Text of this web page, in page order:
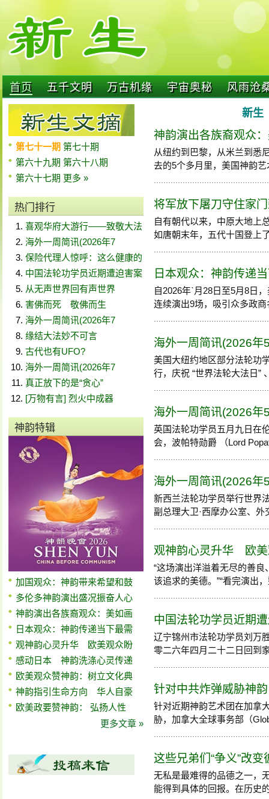
首页 五千文明 万古机缘 宇宙奥秘 风雨沧
第七十一期 第七十期
第六十九期 第六十八期
第六十七期 更多 »
热门排行
喜观华府大游行——致敬大法
海外一周简讯(2026年7
保险代理人惊呼：这么健康的
中国法轮功学员近期遭迫害案
从无声世界回有声世界
害佛而死 敬佛而生
海外一周简讯(2026年7
缘结大法妙不可言
古代也有UFO?
海外一周简讯(2026年7
真正放下的是“贪心”
[万物有言] 烈火中成器
神韵特辑
加国观众：神韵带来希望和鼓
多伦多神韵演出盛况振奋人心
神韵演出各族裔观众：美如画
日本观众：神韵传递当下最需
观神韵心灵升华 欧美观众盼
感动日本 神韵洗涤心灵传递
欧美观众赞神韵：树立文化典
神韵指引生命方向 华人自豪
欧美政要赞神韵： 弘扬人性
更多文章 »
新生
神韵演出各族裔观众
从纽约到巴黎，从米兰到悉
去的5个多月里，美国神韵
将军放下屠刀守住家
自有朝代以来，中原大地上
如唐朝末年，五代十国登上
日本观众：神韵传递
自2026年ˋ月28日至5月8日
连续演出9场，吸引众多政
海外一周简讯(2026年
美国大纽约地区部分法轮功
行，庆祝 “世界法轮大法日”
海外一周简讯(2026年
英国法轮功学员五月九日在
会，波帕特勋爵 （Lord
海外一周简讯(2026年
新西兰法轮功学员举行世界
副总理大卫·西摩办公室、外
观神韵心灵升华 欧美
“这场演出洋溢着无尽的善
该追求的美德。”“看完演出
中国法轮功学员近期
辽宁锦州市法轮功学员刘万
零二六年四月二十二日回到
针对中共炸弹威胁神
针对近期神韵艺术团在加拿
胁，加拿大全球事务部（
这些兄弟们“争义”改变
无私是最难得的品德之一，
能得到具体的回报。在历史